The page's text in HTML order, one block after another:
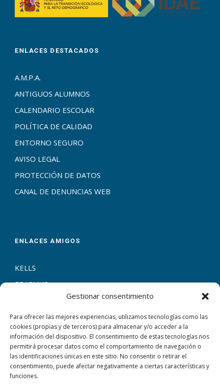
Gestionar consentimiento
Para ofrecer las mejores experiencias, utilizamos tecnologías como las
cookies (propias y de terceros) para almacenar y/o acceder a la
información del dispositivo. El consentimiento de estas tecnologías nos
permitirá procesar datos como el comportamiento de navegación o
las identificaciones únicas en este sitio. No consentir o retirar el
consentimiento, puede afectar negativamente a ciertas características y
funciones.
ENLACES DESTACADOS
A.M.P.A.
ANTIGUOS ALUMNOS
CALENDARIO ESCOLAR
POLÍTICA DE CALIDAD
ENTORNO SEGURO
AVISO LEGAL
PROTECCIÓN DE DATOS
CANAL DE DENUNCIAS WEB
ENLACES AMIGOS
KELLS
ERASMUS+
ENTRECULTURAS
ESCUELAS CATÓLICAS
CONTACTAR